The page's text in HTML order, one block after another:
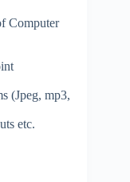
Computer
(Jpeg, mp3,
etc.